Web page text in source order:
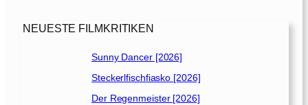
NEUESTE FILMKRITIKEN
Sunny Dancer [2026]
Steckerlfischfiasko [2026]
Der Regenmeister [2026]